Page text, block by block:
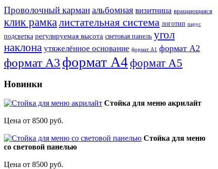
Проволочный карманальбомная визитница вращающаяся
клик рамка листательная система логотип парус
подсветка регулируемая высота световая панель угол
наклона утяжелённое основание формат А1 формат А2
формат А3 формат А4формат А5
Новинки
Стойка для меню акрилайт
Цена от 8500 руб.
Стойка для меню
со световой панелью
Цена от 8500 руб.